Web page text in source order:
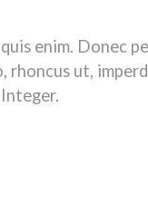
enim. Donec
rhoncus ut,